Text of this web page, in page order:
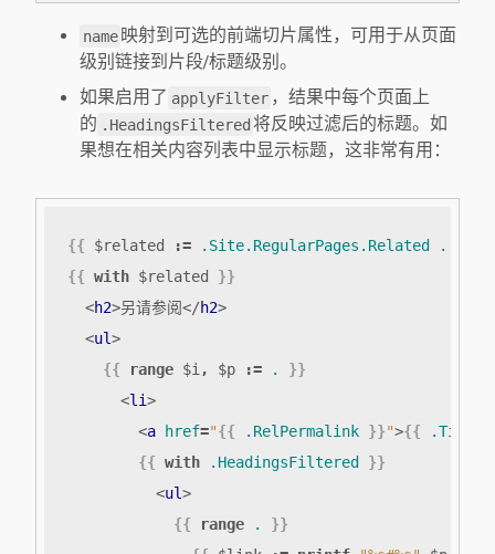
name 映射到可选的前端切片属性，可用于从页面
级别链接到片段/标题级别。
如果启用了 applyFilter ，结果中每个页面上
的 .HeadingsFiltered 将反映过滤后的标题。如
果想在相关内容列表中显示标题，这非常有用：
{{ $related := .Site.RegularPages.Related .
{{ with $related
}}
<h2>另请参阅</h2>
<ul>
{{
range $i, $p := .
}}
<li>
<a href="{{ .RelPermalink }}">{{ .Title
{{ with .HeadingsFiltered
}}
<ul>
{{
range .
}}